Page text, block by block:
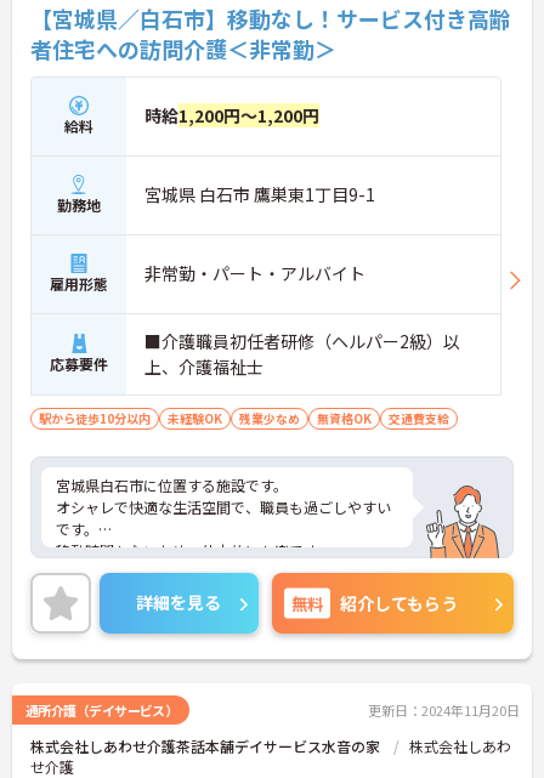
【宮城県／白石市】移動なし！サービス付き高齢
者住宅への訪問介護＜非常勤＞
給料 時給1,200円～1,200円
勤務地 宮城県 白石市 鷹巣東1丁目9-1
雇用形態 非常勤・パート・アルバイト
応募要件
■介護職員初任者研修（ヘルパー2級）以
上、介護福祉士
駅から徒歩10分以内 未経験OK 残業少なめ 無資格OK 交通費支給
宮城県白石市に位置する施設です。
オシャレで快適な生活空間で、職員も過ごしやすい
です。
移動時間もないため、体力的にも楽です。
ご興味ある方には、面接対策ポイントなど、さらに
詳細をお話しいたしますのでお気軽にご相談くださ
い！
詳細を見る 無料 紹介してもらう
通所介護（デイサービス） 更新日：2024年11月20日
株式会社しあわせ介護茶話本舗デイサービス水音の家
株式会社しあわ
せ介護